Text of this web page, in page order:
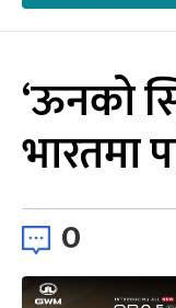
‘ऊनको
भारतमा
0